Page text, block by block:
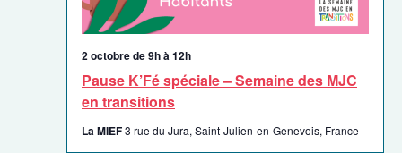
Pause K’Fé spéciale – Semaine des MJC
en transitions
2 octobre de 9hà12h
La MIEF3 rue du Jura, Saint-Julien-en-Genevois, France